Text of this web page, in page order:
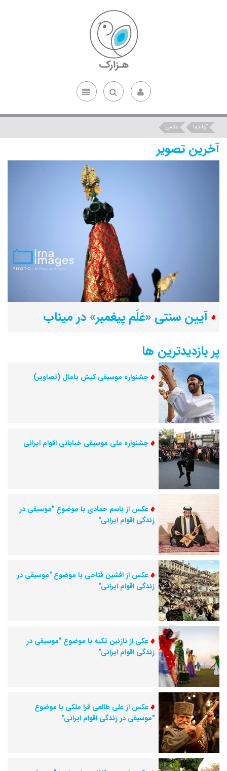
آوا نما عکس
آخرین تصویر
آیین سنتی «عَلَم پیغمبر» در میناب
پر بازدیدترین ها
جشنواره‌ موسیقی کیش یامال (تصاویر)
جشنواره ملی موسیقی خیابانی اقوام ایرانی
عکس از باسم حمادی با موضوع "موسیقی در
زندگی اقوام ایرانی"
عکس از افشین فتاحی با موضوع "موسیقی در
زندگی اقوام ایرانی"
عکی از نازنین تکیه با موضوع "موسیقی در
زندگی اقوام ایرانی"
عکس از علی طالعی قرا ملکی با موضوع
"موسیقی در زندگی اقوام ایرانی"